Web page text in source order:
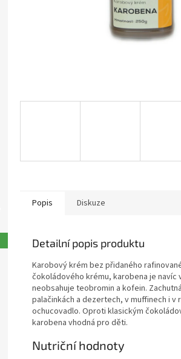
Popis Diskuze
Detailní popis produktu
Karobový krém bez přidaného
čokoládového krému, karobena je
neobsahuje teobromin a kofein.
palačinkách a dezertech, v muffinech i v
ochucovadlo. Oproti klasickým
karobena vhodná pro děti.
Nutriční hodnoty